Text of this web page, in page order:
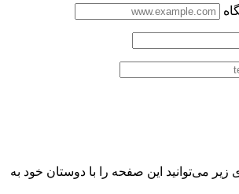
زیر می‌توانید این صفحه را با دوستان خود به